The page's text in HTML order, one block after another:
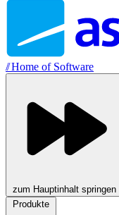
//Home of Software
zum Hauptinhalt springen
Produkte